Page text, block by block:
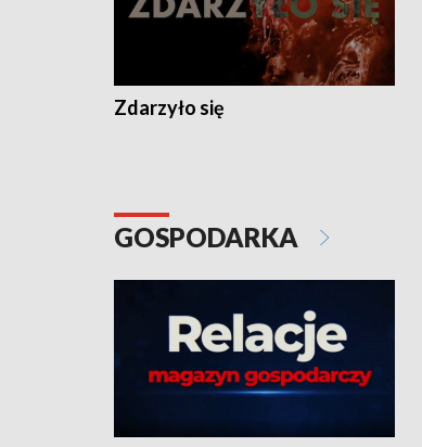
Zdarzyło się
GOSPODARKA